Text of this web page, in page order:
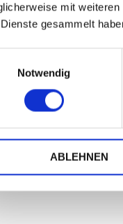
mit
gesammelt
Notwendig
ABLEHNEN